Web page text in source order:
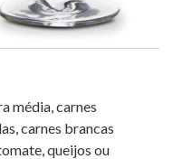
média, carnes
carnes brancas
queijos ou